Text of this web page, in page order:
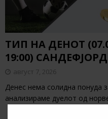
ТИП НА ДЕНОТ
19:00)
август 7, 2026
Денес нема солидна понуда
анализираме дуелот од